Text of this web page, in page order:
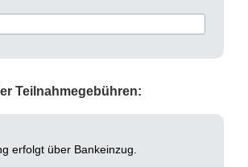
Teilnahmegebühren:
erfolgt über Bankeinzug.